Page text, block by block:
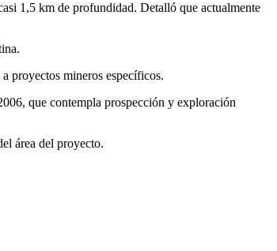
1,5 km de profundidad. Detalló que actualmente
proyectos mineros específicos.
que contempla prospección y exploración
área del proyecto.